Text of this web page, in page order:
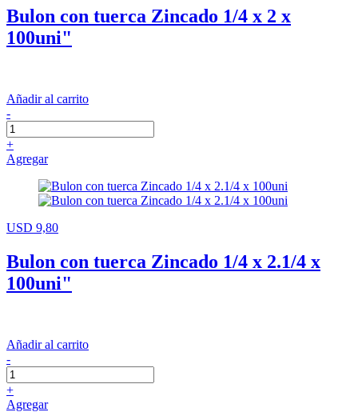
Bulon con tuerca Zincado 1/4 x 2 x
100uni"
Añadir al carrito
-
+
Agregar
USD 9,80
Bulon con tuerca Zincado 1/4 x 2.1/4 x
100uni"
Añadir al carrito
-
+
Agregar